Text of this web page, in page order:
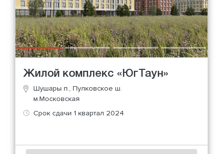
Жилой комплекс «ЮгТаун»
Шушары п., Пулковское ш.
м.Московская
Срок сдачи 1 квартал 2024